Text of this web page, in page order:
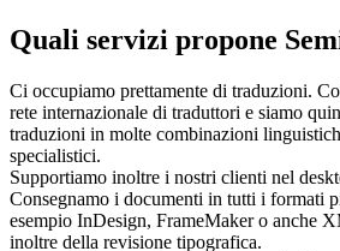
Quali servizi propone
Ci occupiamo prettamente di traduzioni.
rete internazionale di traduttori e siamo
traduzioni in molte combinazioni
specialistici.
Supportiamo inoltre i nostri clienti nel
Consegnamo i documenti in tutti i formati
esempio InDesign, FrameMaker o anche
inoltre della revisione tipografica.